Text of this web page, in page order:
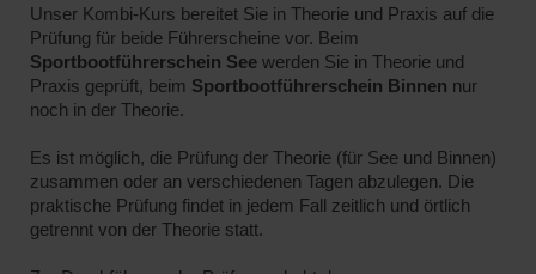
Unser Kombi-Kurs bereitet Sie in Theorie und Praxis auf die
Prüfung für beide Führerscheine vor. Beim
Sportbootführerschein See werden Sie in Theorie und
Praxis geprüft, beim Sportbootführerschein Binnen nur
noch in der Theorie.
Es ist möglich, die Prüfung der Theorie (für See und Binnen)
zusammen oder an verschiedenen Tagen abzulegen. Die
praktische Prüfung findet in jedem Fall zeitlich und örtlich
getrennt von der Theorie statt.